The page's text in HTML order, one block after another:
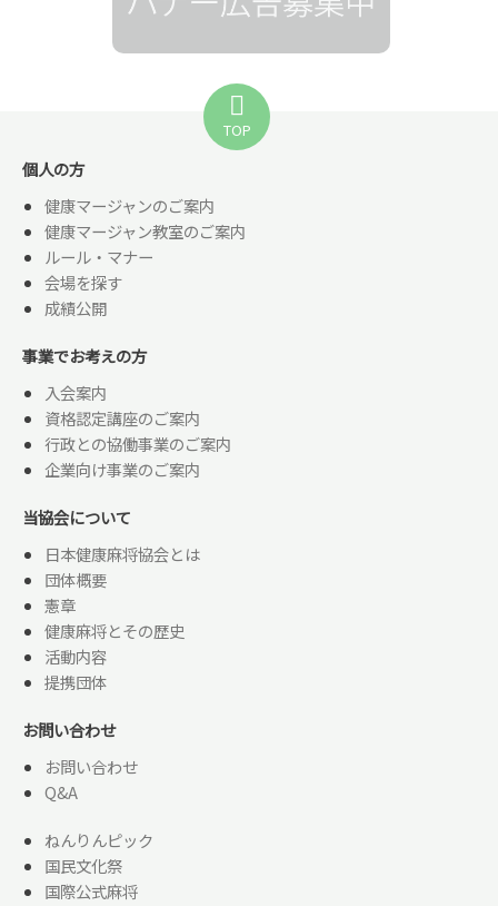
TOP
個人の方
健康マージャンのご案内
健康マージャン教室のご案内
ルール・マナー
会場を探す
成績公開
事業でお考えの方
入会案内
資格認定講座のご案内
行政との協働事業のご案内
企業向け事業のご案内
当協会について
日本健康麻将協会とは
団体概要
憲章
健康麻将とその歴史
活動内容
提携団体
お問い合わせ
お問い合わせ
Q&A
ねんりんピック
国民文化祭
国際公式麻将